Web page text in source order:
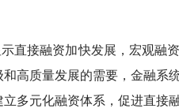
直接融资加快发展，宏观融
高质量发展的需要，金融系
多元化融资体系，促进直接